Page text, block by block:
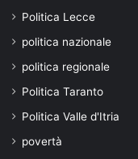
Politica Lecce
politica nazionale
politica regionale
Politica Taranto
Politica Valle d'Itria
povertà